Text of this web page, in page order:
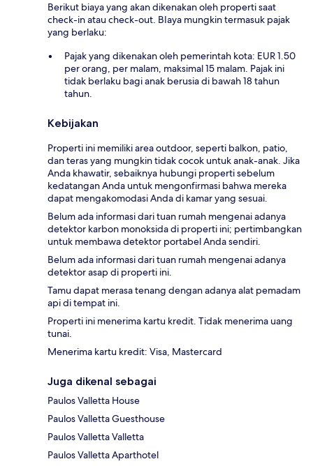
Berikut biaya yang akan dikenakan oleh properti saat
check-in atau check-out. BIaya mungkin termasuk pajak
yang berlaku:
Pajak yang dikenakan oleh pemerintah kota: EUR 1.50
per orang, per malam, maksimal 15 malam. Pajak ini
tidak berlaku bagi anak berusia di bawah 18 tahun
tahun.
Kebijakan
Properti ini memiliki area outdoor, seperti balkon, patio,
dan teras yang mungkin tidak cocok untuk anak-anak. Jika
Anda khawatir, sebaiknya hubungi properti sebelum
kedatangan Anda untuk mengonfirmasi bahwa mereka
dapat mengakomodasi Anda di kamar yang sesuai.
Belum ada informasi dari tuan rumah mengenai adanya
detektor karbon monoksida di properti ini; pertimbangkan
untuk membawa detektor portabel Anda sendiri.
Belum ada informasi dari tuan rumah mengenai adanya
detektor asap di properti ini.
Tamu dapat merasa tenang dengan adanya alat pemadam
api di tempat ini.
Properti ini menerima kartu kredit. Tidak menerima uang
tunai.
Menerima kartu kredit: Visa, Mastercard
Juga dikenal sebagai
Paulos Valletta House
Paulos Valletta Guesthouse
Paulos Valletta Valletta
Paulos Valletta Aparthotel